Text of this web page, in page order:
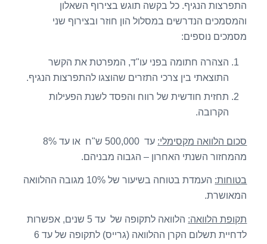
התפרצות הנגיף. כל בקשה תוגש בצירוף השאלון
והמסמכים הנדרשים במסלול הון חוזר ובצירוף שני
מסמכים נוספים:
הצהרה חתומה בפני עו"ד, המפרטת את הקשר
התוצאתי בין צרכי התזרים שהוצגו להתפרצות הנגיף.
תחזית חודשית של רווח והפסד לשנת הפעילות
הקרובה.
סכום הלוואה מקסימלי:
עד 500,000 ש"ח או עד 8%
מהמחזור השנתי האחרון – הגבוה מבניהם.
בטוחות:
העמדת בטוחה בשיעור של 10% מגובה ההלוואה
המאושרת.
תקופת הלוואה:
הלוואה לתקופה של עד 5 שנים, אפשרות
לדחיית תשלום הקרן ההלוואה (גרייס) לתקופה של עד 6